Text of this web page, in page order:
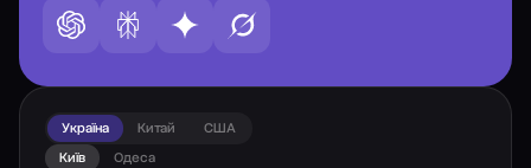
Україна Китай
США
Київ
Одеса